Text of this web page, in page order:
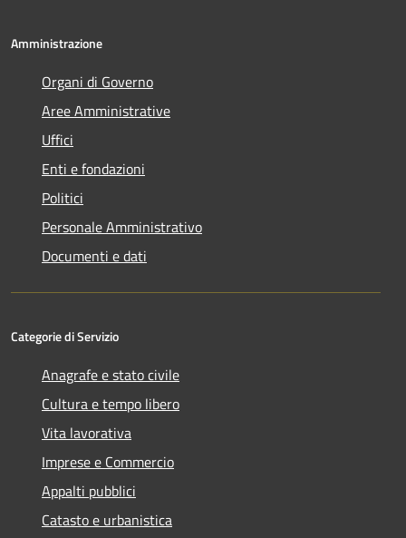
Amministrazione
Organi di Governo
Aree Amministrative
Uffici
Enti e fondazioni
Politici
Personale Amministrativo
Documenti e dati
Categorie di Servizio
Anagrafe e stato civile
Cultura e tempo libero
Vita lavorativa
Imprese e Commercio
Appalti pubblici
Catasto e urbanistica